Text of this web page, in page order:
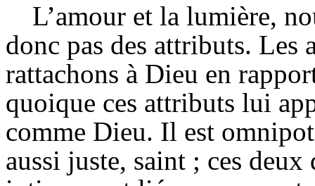
L’amour et la lumière,
donc pas des attributs. Les
rattachons à Dieu en
quoique ces attributs lui
comme Dieu. Il est
aussi juste, saint ; ces